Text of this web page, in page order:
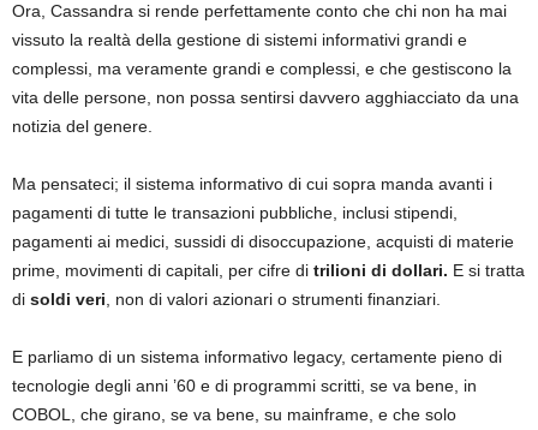
Ora, Cassandra si rende perfettamente conto che chi non ha mai
vissuto la realtà della gestione di sistemi informativi grandi e
complessi, ma veramente grandi e complessi, e che gestiscono la
vita delle persone, non possa sentirsi davvero agghiacciato da una
notizia del genere.
Ma pensateci; il sistema informativo di cui sopra manda avanti i
pagamenti di tutte le transazioni pubbliche, inclusi stipendi,
pagamenti ai medici, sussidi di disoccupazione, acquisti di materie
prime, movimenti di capitali, per cifre di trilioni di dollari. E si tratta
di soldi veri , non di valori azionari o strumenti finanziari.
E parliamo di un sistema informativo legacy, certamente pieno di
tecnologie degli anni ’60 e di programmi scritti, se va bene, in
COBOL, che girano, se va bene, su mainframe, e che solo